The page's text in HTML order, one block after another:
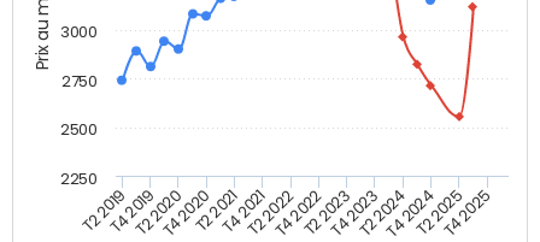
Prix au m2
T2 2019T4 2019T2 2020T4 2020T2 2021T4 2021T2 2022T4 2022T2 2023T4 2023T2 2024T4 2024T2 2025T4 2025
2250
2500
2750
3000